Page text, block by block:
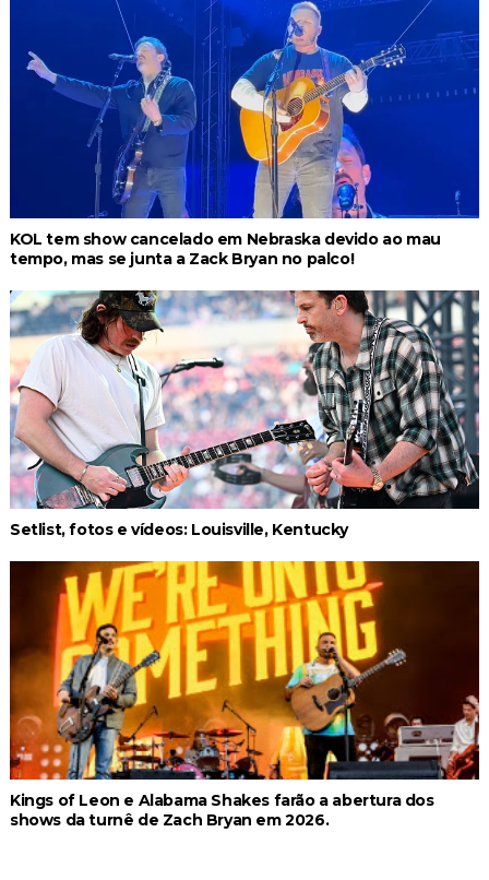
KOL tem show cancelado em Nebraska devido ao mau
tempo, mas se junta a Zack Bryan no palco!
Setlist, fotos e vídeos: Louisville, Kentucky
Kings of Leon e Alabama Shakes farão a abertura dos
shows da turnê de Zach Bryan em 2026.